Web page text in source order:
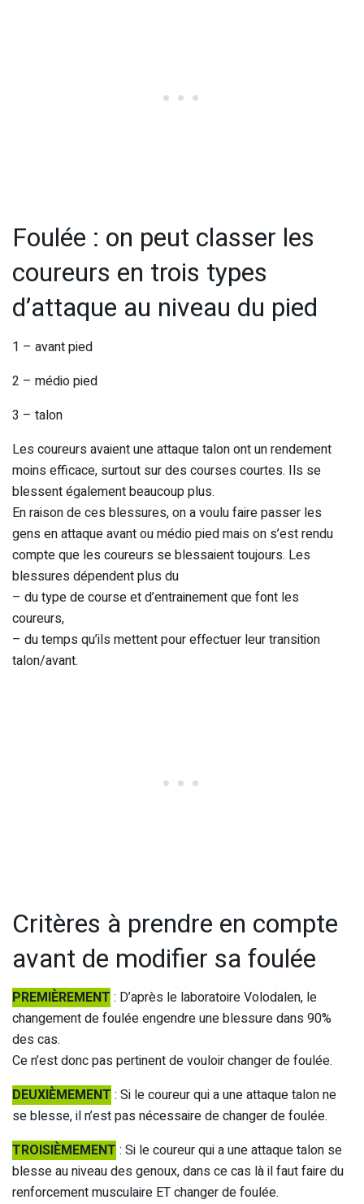
Foulée : on peut classer les
coureurs en trois types
d’attaque au niveau du pied
1 – avant pied
2 – médio pied
3 – talon
Les coureurs avaient une attaque talon ont un rendement
moins efficace, surtout sur des courses courtes. Ils se
blessent également beaucoup plus.
En raison de ces blessures, on a voulu faire passer les
gens en attaque avant ou médio pied mais on s’est rendu
compte que les coureurs se blessaient toujours. Les
blessures dépendent plus du
– du type de course et d’entrainement que font les
coureurs,
– du temps qu’ils mettent pour effectuer leur transition
talon/avant.
Critères à prendre en compte
avant de modifier sa foulée
PREMIÈREMENT : D’après le laboratoire Volodalen, le
changement de foulée engendre une blessure dans 90%
des cas.
Ce n’est donc pas pertinent de vouloir changer de foulée.
DEUXIÈMEMENT : Si le coureur qui a une attaque talon ne
se blesse, il n’est pas nécessaire de changer de foulée.
TROISIÈMEMENT : Si le coureur qui a une attaque talon se
blesse au niveau des genoux, dans ce cas là il faut faire du
renforcement musculaire ET changer de foulée.